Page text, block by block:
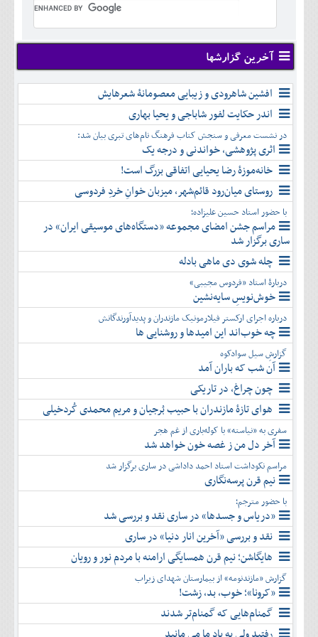
دی
بهمن
اسفند
آبان
آذر
دی
بهمن
اسفند
شهريور
مهر
آبان
آذر
دی
بهمن
اسفند
تير
مرداد
شهريور
مهر
آبان
آذر
دی
بهمن
اسفند
آخرین گزارشها
افشین شاهرودی و زیبایی معصومانۀ شعرهایش
اندر حکایت لفور شاباجی و یحیا بهاری
در نشست معرفی و سنجش کتاب فرهنگ نام‌های تبری بیان شد:
اثری پژوهشی، خواندنی و درجه یک
خانه‌موزۀ رضا یحیایی اتفاقی بزرگ است!
روستای میان‌رود قائم‌شهر، میزبان خوانِ خردِ فردوسی
با حضور استاد حسین علیزاده؛
مراسم جشن امضای مجموعه «دستگاه‌های موسیقی ایران» در
ساری برگزار شد
چله شوی دی ماهی بادله
دربارۀ استاد «فردوس مجیبی»
خوش‌نویسِ سایه‌نشین
درباره اجرای ارکستر فیلارمونیک مازندران و پدیدآورندگانش
چه خوب‌اند این امیدها و روشنایی ها
گزارشِ سیل سوادکوه
آن شب که باران آمد
چون چراغ، در تاریکی
هوای تازۀ مازندران با حبیب بُرجیان و مریم محمدی کُردخیلی
سفری به «نیاسته» با کوله‌باری از غم هجر
آخر دل من ز غصه خون خواهد شد
مراسم نکوداشت استاد احمد داداشی در ساری برگزار شد
نیم قرن پرسه‌نگاری
با حضور مترجم؛
«دریاس و جسدها» در ساری نقد و بررسی شد
نقد و بررسی «آخرین انار دنیا» در ساری
هایگاشن؛ نیم قرن همسایگی ارامنه با مردم نور و رویان
گزارش «مازندنومه» از بیمارستان شهدای زیراب
«کرونا»؛ خوب، بد، زشت!
گمنام‌هایی که گمنام‌تر شدند